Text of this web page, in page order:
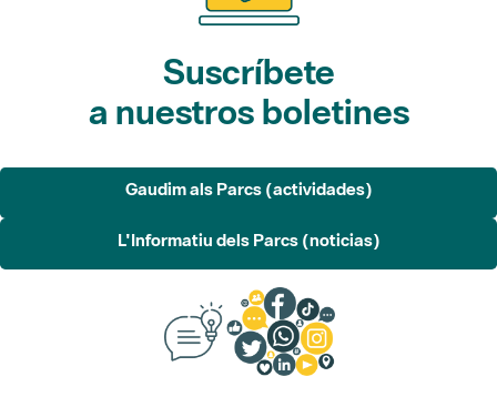
Suscríbete
a nuestros boletines
Gaudim als Parcs (actividades)
L'Informatiu dels Parcs (noticias)